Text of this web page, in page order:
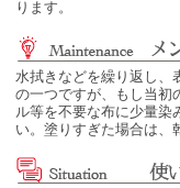
ります。
水拭きなどを繰り返し、
の一つですが、もし当初
ル等を不要な布に少量染
い。塗りすぎた場合は、